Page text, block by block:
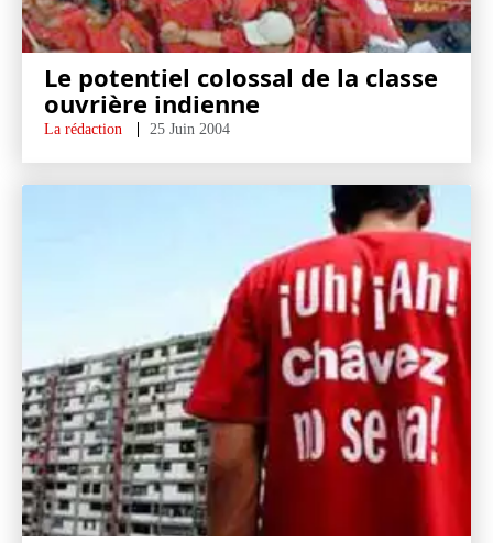
Le potentiel colossal de la classe
ouvrière indienne
La rédaction 25 Juin 2004